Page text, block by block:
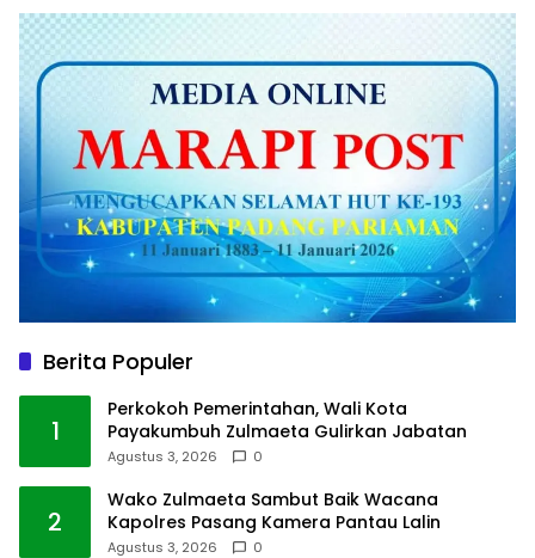
Berita Populer
1
Perkokoh Pemerintahan, Wali Kota
Payakumbuh Zulmaeta Gulirkan Jabatan
Agustus 3, 2026 0
2
Wako Zulmaeta Sambut Baik Wacana
Kapolres Pasang Kamera Pantau Lalin
Agustus 3, 2026 0